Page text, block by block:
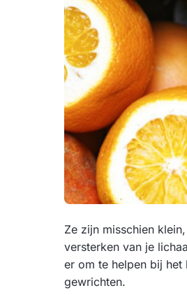
Ze zijn misschien
versterken van je
er om te helpen bij het
gewrichten.